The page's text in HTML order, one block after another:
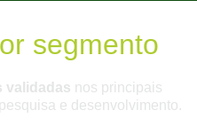
segmento
validadas nos principais
e desenvolvimento.